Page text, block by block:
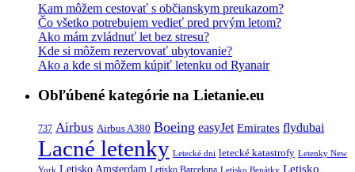
Kam môžem cestovať s občianskym preukazom?
Čo všetko potrebujem vedieť pred prvým letom?
Ako mám zvládnuť let bez stresu?
Kde si môžem rezervovať ubytovanie?
Ako a kde si môžem kúpiť letenku od Ryanair
Obľúbené kategórie na Lietanie.eu
737 Airbus Airbus A380 Boeing easyJet Emirates flydubai
Lacné letenky Letecké dni letecké katastrofy Letenky New
York Letisko Amsterdam Letisko Barcelona Letisko Benátky Letisko